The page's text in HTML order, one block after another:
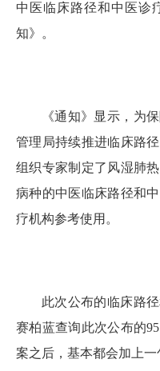
中医临床路径和中医诊
知》。
《通知》显示，为
管理局持续推进临床路
组织专家制定了风湿肺
病种的中医临床路径和
疗机构参考使用。
此次公布的临床路
赛柏蓝查询此次公布的
案之后，基本都会加上